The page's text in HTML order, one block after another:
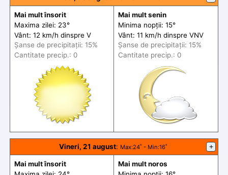
Mai mult însorit
Maxima zilei: 23°
Vânt: 12 km/h dinspre V
Șanse de precipitații: 15%
Cantitate precip.: 0
Mai mult senin
Minima nopții: 15°
Vânt: 11 km/h dinspre VNV
Șanse de precipitații: 15%
Cantitate precip.: 0
Vineri, 21 august: Max:24˚ - Min:16˚ +
Mai mult însorit
Mai mult noros